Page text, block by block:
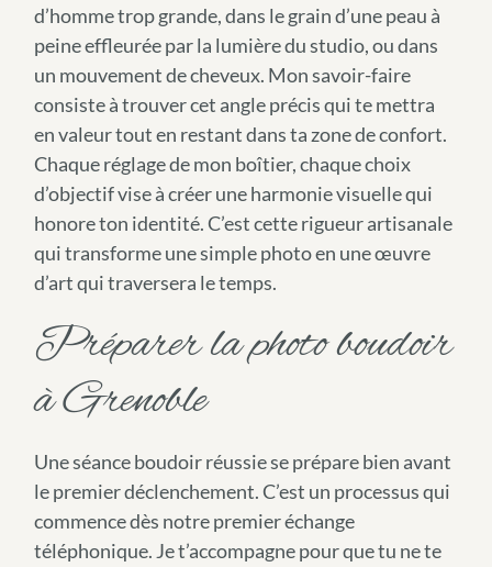
d’homme trop grande, dans le grain d’une peau à
peine effleurée par la lumière du studio, ou dans
un mouvement de cheveux. Mon savoir-faire
consiste à trouver cet angle précis qui te mettra
en valeur tout en restant dans ta zone de confort.
Chaque réglage de mon boîtier, chaque choix
d’objectif vise à créer une harmonie visuelle qui
honore ton identité. C’est cette rigueur artisanale
qui transforme une simple photo en une œuvre
d’art qui traversera le temps.
Préparer la photo boudoir
à Grenoble
Une séance boudoir réussie se prépare bien avant
le premier déclenchement. C’est un processus qui
commence dès notre premier échange
téléphonique. Je t’accompagne pour que tu ne te